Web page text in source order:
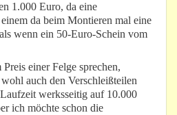
1.000 Euro, da eine
da beim Montieren mal eine
wenn ein 50-Euro-Schein vom
einer Felge sprechen,
auch den Verschleißteilen
werksseitig auf 10.000
ich möchte schon die